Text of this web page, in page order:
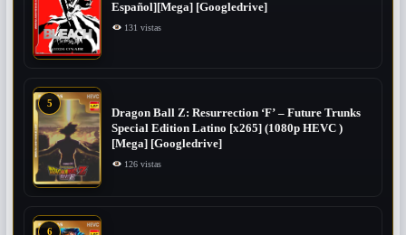
Español][Mega] [Googledrive]
131 vistas
5
Dragon Ball Z: Resurrection ‘F’ – Future Trunks
Special Edition Latino [x265] (1080p HEVC )
[Mega] [Googledrive]
126 vistas
6